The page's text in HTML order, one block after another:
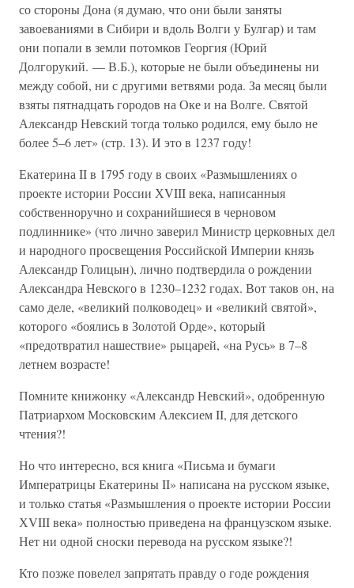
со стороны Дона (я думаю, что они были заняты
завоеваниями в Сибири и вдоль Волги у Булгар) и там
они попали в земли потомков Георгия (Юрий
Долгорукий. — В.Б.), которые не были объединены ни
между собой, ни с другими ветвями рода. За месяц были
взяты пятнадцать городов на Оке и на Волге. Святой
Александр Невский тогда только родился, ему было не
более 5–6 лет» (стр. 13). И это в 1237 году!
Екатерина II в 1795 году в своих «Размышлениях о
проекте истории России ХVIII века, написанныя
собственноручно и сохранийшиеся в черновом
подлиннике» (что лично заверил Министр церковных дел
и народного просвещения Российской Империи князь
Александр Голицын), лично подтвердила о рождении
Александра Невского в 1230–1232 годах. Вот таков он, на
само деле, «великий полководец» и «великий святой»,
которого «боялись в Золотой Орде», который
«предотвратил нашествие» рыцарей, «на Русь» в 7–8
летнем возрасте!
Помните книжонку «Александр Невский», одобренную
Патриархом Московским Алексием II, для детского
чтения?!
Но что интересно, вся книга «Письма и бумаги
Императрицы Екатерины II» написана на русском языке,
и только статья «Размышления о проекте истории России
ХVIII века» полностью приведена на французском языке.
Нет ни одной сноски перевода на русском языке?!
Кто позже повелел запрятать правду о годе рождения